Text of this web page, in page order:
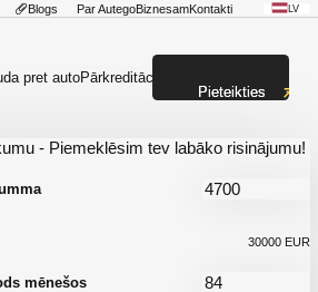
Blogs Par AutegoBiznesamKontakti LV
pret autoPārkreditācija
- Piemeklēsim tev labāko risinājumu!
30000 EUR
mēnešos